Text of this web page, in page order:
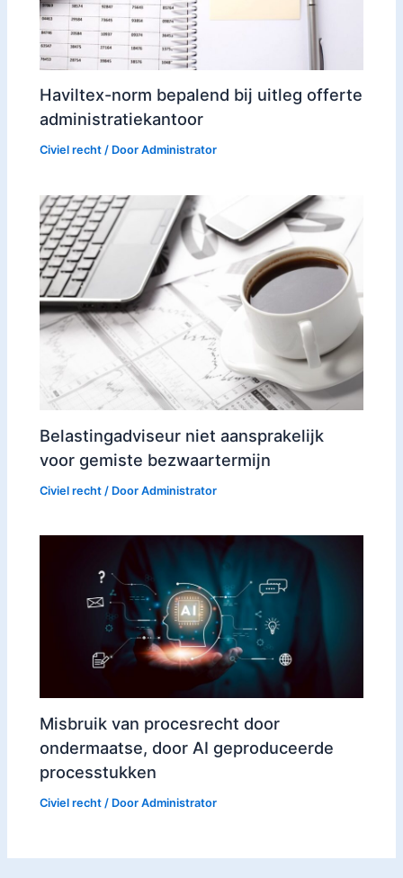
Haviltex-norm bepalend bij uitleg offerte
administratiekantoor
Civiel recht / DoorAdministrator
Belastingadviseur niet aansprakelijk
voor gemiste bezwaartermijn
Civiel recht / DoorAdministrator
Misbruik van procesrecht door
ondermaatse, door AI geproduceerde
processtukken
Civiel recht / DoorAdministrator